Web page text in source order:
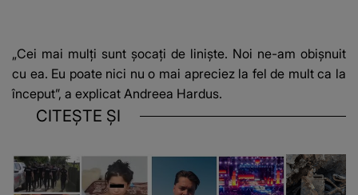
„Cei mai mulți sunt șocați de liniște. Noi ne-am obișnuit
cu ea. Eu poate nici nu o mai apreciez la fel de mult ca la
început”, a explicat Andreea Hardus.
CITEȘTE ȘI